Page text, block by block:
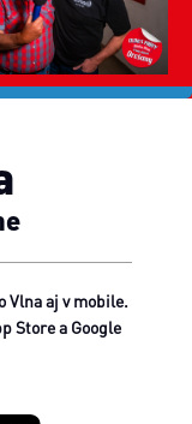
Vlna aj v mobile.
Store a Google